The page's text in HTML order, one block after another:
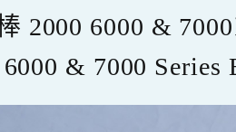
2000 6000 & 7000
& 7000 Series